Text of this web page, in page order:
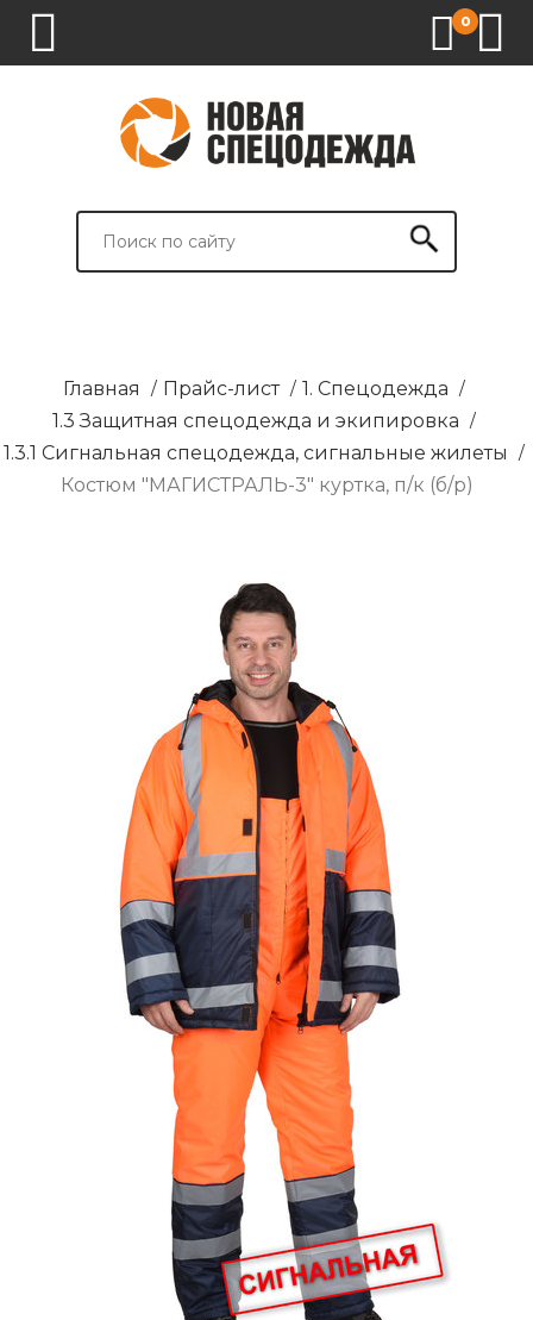
0
СПЕЦОДЕЖДА
СПЕЦОБУВЬ
СРЕДСТВА
ВСПОМОГАТЕЛЬНЫЕ
БРЕНДИРОВАНИЕ
Главная / Прайс-лист / 1. Спецодежда /
1.3 Защитная спецодежда и экипировка /
1.3.1 Сигнальная спецодежда, сигнальные жилеты /
Костюм "МАГИСТРАЛЬ-3" куртка, п/к (б/р)